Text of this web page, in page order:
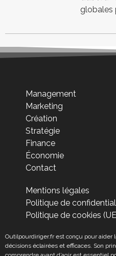
globales
Management
Marketing
Création
Stratégie
Finance
Économie
Contact
Mentions légales
Politique de
Politique de cookies
Outilpourdiriger.fr est conçu pour aider
décisions éclairées et efficaces. Son